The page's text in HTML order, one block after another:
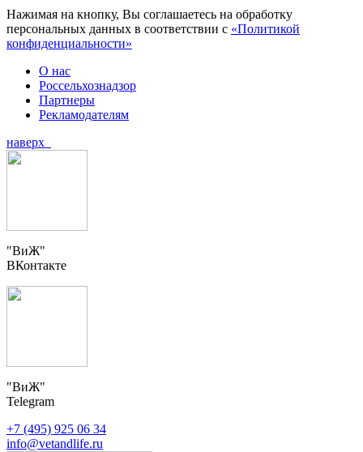
Нажимая на кнопку, Вы соглашаетесь на обработку
персональных данных в соответствии с «Политикой
конфиденциальности»
О нас
Россельхознадзор
Партнеры
Рекламодателям
наверх
"ВиЖ"
ВКонтакте
"ВиЖ"
Telegram
+7 (495) 925 06 34
info@vetandlife.ru